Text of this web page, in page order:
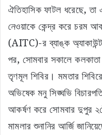
ঐতিহাসিক ফাটল ধরেছে, তা
নেওয়াকে কেন্দ্র করে চরম
(AITC)-র ব্যাঙ্ক
পর, সোমবার সকালে কলকাতা
তৃণমূল শিবির। মমতার
অভিষেক মনু সিঙ্ঘভি বিচারপতি
আকর্ষণ করে সোমবার দুপুর
মামলার শুনানির আর্জি